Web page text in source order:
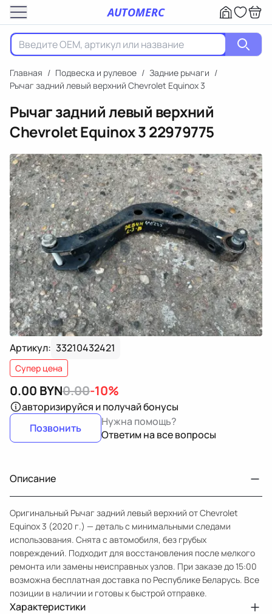
AUTOMERC
Главная / Подвеска и рулевое / Задние рычаги /
Рычаг задний левый верхний Chevrolet Equinox 3
Рычаг задний левый верхний
Chevrolet Equinox 322979775
Артикул: 33210432421
Супер цена
0.00 BYN0.00-10%
авторизируйся и получай бонусы
Позвонить
Нужна помощь?
Ответим на все вопросы
Описание
Оригинальный Рычаг задний левый верхний от Chevrolet
Equinox 3 (2020 г.) — деталь с минимальными следами
использования. Снята с автомобиля, без грубых
повреждений. Подходит для восстановления после мелкого
ремонта или замены неисправных узлов. При заказе до 15:00
возможна бесплатная доставка по Республике Беларусь. Все
позиции в наличии и готовы к быстрой отправке.
Характеристики